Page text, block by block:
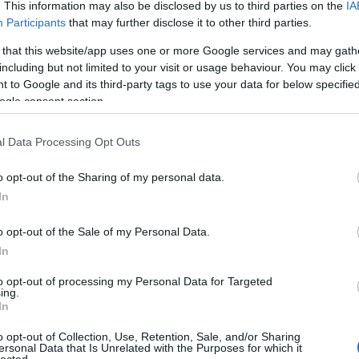
This information may also be disclosed by us to third parties on the
Participants that may further disclose it to other third parties.
that this website/app uses one or more Google services and may
but not limited to your visit or usage behaviour. You may
to Google and its third-party tags to use your data for below
consent section.
Data Processing Opt Outs
opt-out of the Sharing of my personal data.
opt-out of the Sale of my Personal Data.
opt-out of processing my Personal Data for Targeted
opt-out of Collection, Use, Retention, Sale, and/or Sharing
Data that Is Unrelated with the Purposes for which it
.
koma! Ezek a kapitalisták minden hájjal meg vannak kenve. Ha nem vagy
Narancs himnusz - · http://tiny.cc/z9ur9x
külföld, én meg egész nap a Kossuth rádió, egyik véglet másik váglet.